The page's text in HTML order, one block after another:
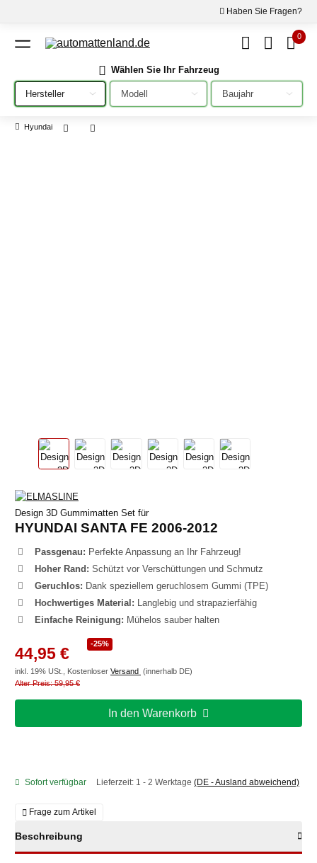
Haben Sie Fragen?
0
Wählen Sie Ihr Fahrzeug
Bitte auswählen
Bitte auswählen Bitte auswählen
Hyundai
Design 3D Gummimatten Set für
HYUNDAI SANTA FE 2006-2012
Passgenau: Perfekte Anpassung an Ihr Fahrzeug!
Hoher Rand: Schützt vor Verschüttungen und Schmutz
Geruchlos: Dank speziellem geruchlosem Gummi (TPE)
Hochwertiges Material: Langlebig und strapazierfähig
Einfache Reinigung: Mühelos sauber halten
-25%
44,95 €
inkl. 19% USt., Kostenloser Versand (innerhalb DE)
Alter Preis: 59,95 €
In den Warenkorb
Sofort verfügbar Lieferzeit: 1 - 2 Werktage (DE - Ausland abweichend)
Frage zum Artikel
Beschreibung